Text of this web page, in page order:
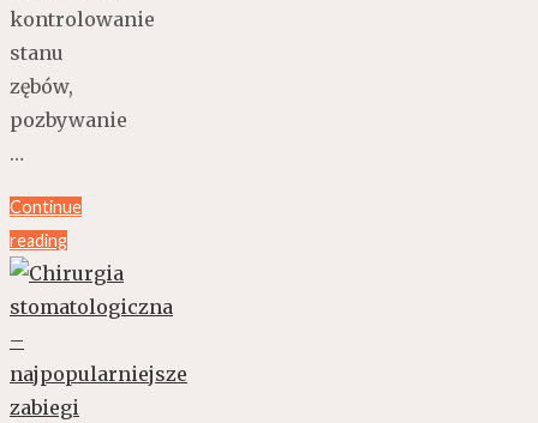
kontrolowanie
stanu
zębów,
pozbywanie
…
Continue
reading